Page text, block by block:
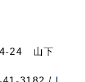
24 山下